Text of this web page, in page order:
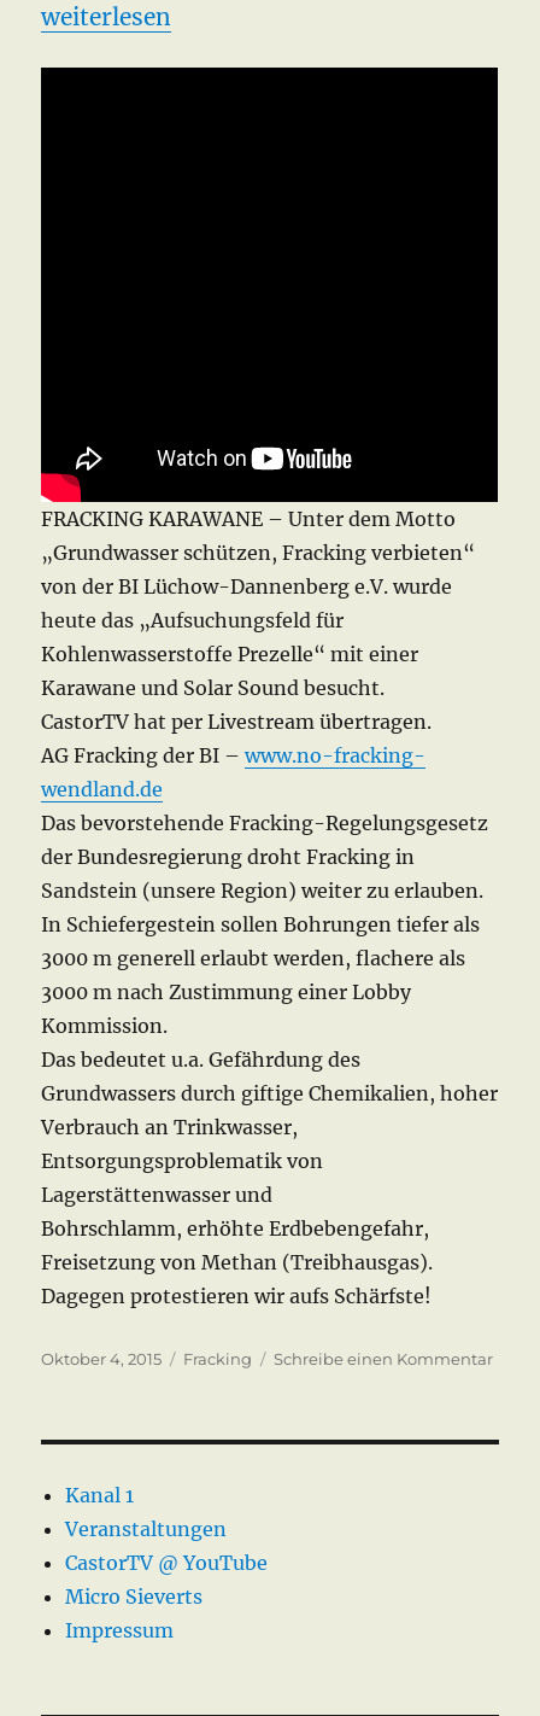
„Fracking Karawane Prezelle 2015“
weiterlesen
FRACKING KARAWANE – Unter dem Motto
„Grundwasser schützen, Fracking verbieten“
von der BI Lüchow-Dannenberg e.V. wurde
heute das „Aufsuchungsfeld für
Kohlenwasserstoffe Prezelle“ mit einer
Karawane und Solar Sound besucht.
CastorTV hat per Livestream übertragen.
AG Fracking der BI –www.no-fracking-
wendland.de
Das bevorstehende Fracking-Regelungsgesetz
der Bundesregierung droht Fracking in
Sandstein (unsere Region) weiter zu erlauben.
In Schiefergestein sollen Bohrungen tiefer als
3000 m generell erlaubt werden, flachere als
3000 m nach Zustimmung einer Lobby
Kommission.
Das bedeutet u.a. Gefährdung des
Grundwassers durch giftige Chemikalien, hoher
Verbrauch an Trinkwasser,
Entsorgungsproblematik von
Lagerstättenwasser und
Bohrschlamm, erhöhte Erdbebengefahr,
Freisetzung von Methan (Treibhausgas).
Dagegen protestieren wir aufs Schärfste!
Veröffentlicht
Oktober 4, 2015 Kategorien
Fracking Schreibe einen Kommentarzu
Kanal 1
Veranstaltungen
CastorTV @ YouTube
Micro Sieverts
Impressum